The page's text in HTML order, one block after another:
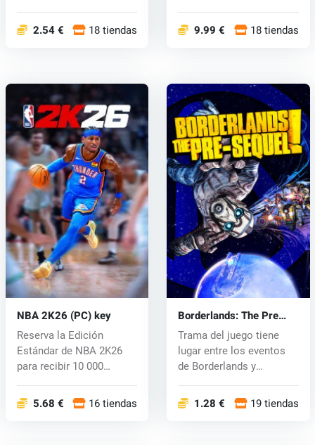
2.54 € 18 tiendas 9.99 € 18 tiendas
NBA 2K26 (PC) key
Reserva la Edición
Estándar de NBA 2K26
para recibir 10 000
5.68 € 16 tiendas
Borderlands: The Pre
Sequel (PC) CD key
Trama del juego tiene
lugar entre los eventos
de Borderlands y
1.28 € 19 tiendas